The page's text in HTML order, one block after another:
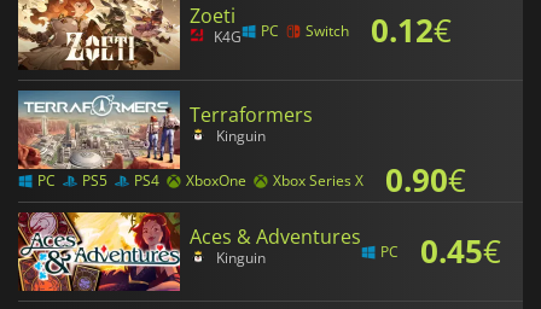
Zoeti
K4G PC Switch 0.12€
Terraformers
Kinguin
PC PS5 PS4 XboxOne Xbox Series X 0.90€
Aces & Adventures
Kinguin PC 0.45€